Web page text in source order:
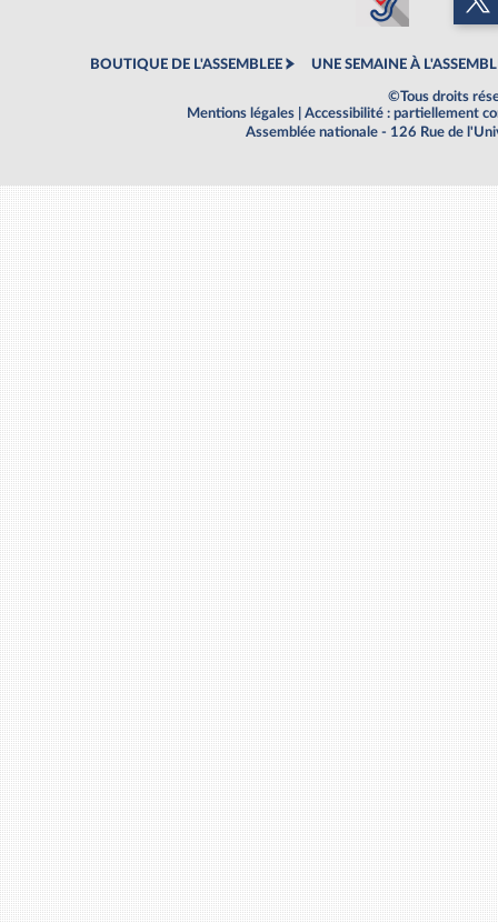
BOUTIQUE DE L'ASSEMBLEE UNE SEMAINE À
©Tous droits
Mentions légales
Accessibilité : partiellement
Assemblée nationale - 126 Rue de